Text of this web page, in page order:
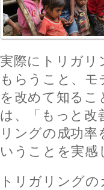
実際にトリガリ
もらうこと、
を改めて知るこ
は、「もっと改
リングの成功
いうことを実感
トリガリング